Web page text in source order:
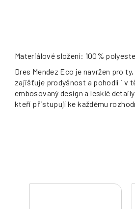
Materiálové složení: 100%
Dres Mendez Eco je navržen pro
zajišťuje prodyšnost a pohodlí i v
embosovaný design a lesklé
kteří přistupují ke každému